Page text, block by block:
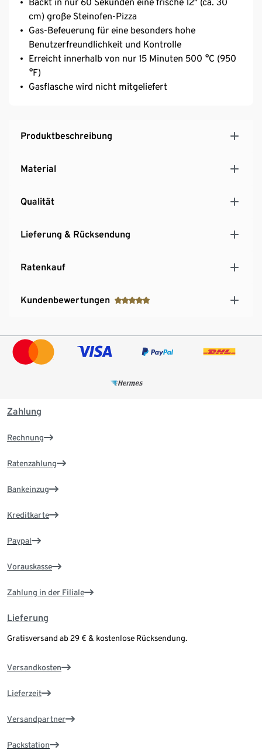
cm) große Steinofen-Pizza
Gas-Befeuerung für eine besonders hohe
Benutzerfreundlichkeit und Kontrolle
Erreicht innerhalb von nur 15 Minuten 500 °C (950
°F)
Gasflasche wird nicht mitgeliefert
Produktbeschreibung
Material
Qualität
Lieferung & Rücksendung
Ratenkauf
Kundenbewertungen
Zahlung
Rechnung
Ratenzahlung
Bankeinzug
Kreditkarte
Paypal
Vorauskasse
Zahlung in der Filiale
Lieferung
Gratisversand ab 29 € & kostenlose Rücksendung.
Versandkosten
Lieferzeit
Versandpartner
Packstation